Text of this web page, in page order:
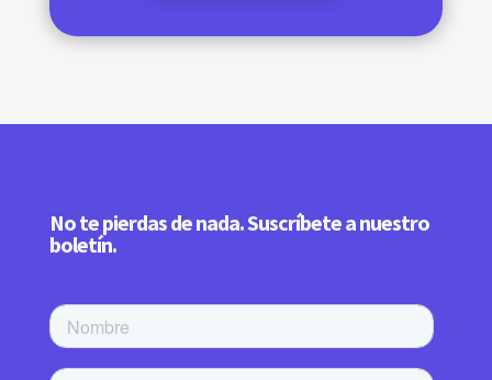
No te pierdas de nada. Suscríbete a nuestro
boletín.